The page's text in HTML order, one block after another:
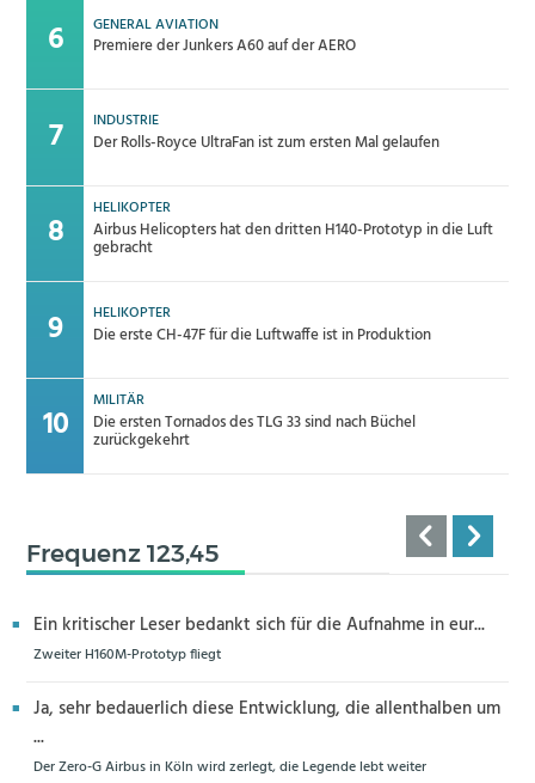
GENERAL AVIATION
Premiere der Junkers A60 auf der AERO
INDUSTRIE
Der Rolls-Royce UltraFan ist zum ersten Mal gelaufen
HELIKOPTER
Airbus Helicopters hat den dritten H140-Prototyp in die Luft
gebracht
HELIKOPTER
Die erste CH-47F für die Luftwaffe ist in Produktion
MILITÄR
Die ersten Tornados des TLG 33 sind nach Büchel
zurückgekehrt
Frequenz 123,45
Ein kritischer Leser bedankt sich für die Aufnahme in eur...
Zweiter H160M-Prototyp fliegt
Ja, sehr bedauerlich diese Entwicklung, die allenthalben um
...
Der Zero-G Airbus in Köln wird zerlegt, die Legende lebt weiter